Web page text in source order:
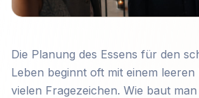
Die Planung des Essens für den
Leben beginnt oft mit einem leeren
vielen Fragezeichen. Wie baut man